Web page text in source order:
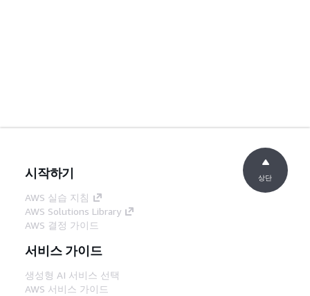
시작하기
AWS 실습 지침
AWS Solutions Library
AWS 결정 가이드
서비스 가이드
생성형 AI 서비스 선택
AWS 서비스 가이드
상단